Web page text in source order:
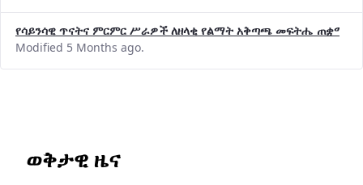
የሳይንሳዊ ጥናትና ምርምር ሥራዎች ለዘላቂ የልማት አቅጣጫ መፍትሔ ጠቋሚ
Modified 5 Months ago.
ወቅታዊ ዜና